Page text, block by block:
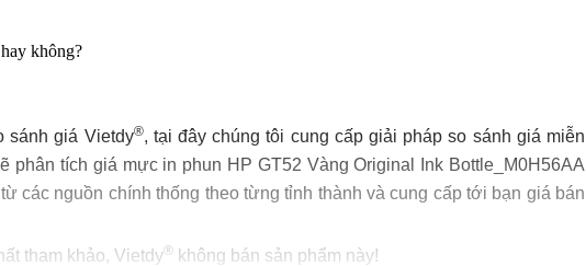
không?
sánh giá Vietdy®, tại đây chúng tôi cung cấp giải pháp so sánh giá miễn
phân tích giá mực in phun HP GT52 Vàng Original Ink Bottle_M0H56AA
các nguồn chính thống theo từng tỉnh thành và cung cấp tới bạn giá bán
tham khảo, Vietdy® không bán sản phẩm này!